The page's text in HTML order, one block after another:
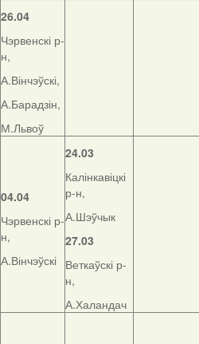
26.04
Чэрвенскі р-
н,
А.Вінчэўскі,
А.Барадзін,
М.Львоў
04.04
Чэрвенскі р-
н,
А.Вінчэўскі
24.03
Калінкавіцкі
р-н,
А.Шэўчык
27.03
Веткаўскі р-
н,
А.Халандач